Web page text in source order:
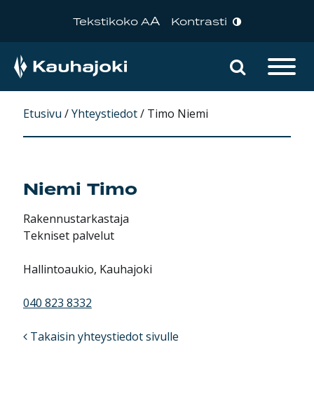
Tekstikoko AA Kontrasti
Päävalikko Hae
Etusivu /Yhteystiedot/ Timo Niemi
Niemi Timo
Rakennustarkastaja
Tekniset palvelut
Hallintoaukio, Kauhajoki
040 823 8332
Takaisin yhteystiedot sivulle